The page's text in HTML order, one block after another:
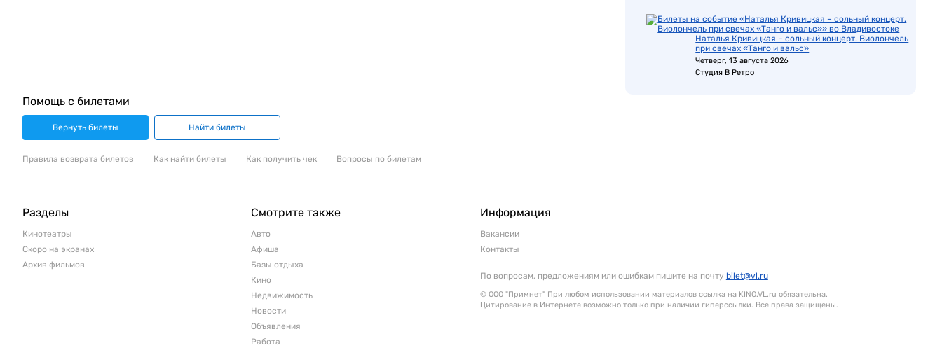
Наталья Кривицкая – сольный концерт. Виолончель
при свечах «Танго и вальс»
Четверг, 13 августа 2026
Студия В Ретро
Помощь с билетами
Вернуть билеты Найти билеты
Правила возврата билетов Как найти билеты Как получить чек Вопросы по билетам
Разделы
Кинотеатры
Скоро на экранах
Архив фильмов
Смотрите также
Авто
Афиша
Базы отдыха
Кино
Недвижимость
Новости
Объявления
Работа
Информация
Вакансии
Контакты
По вопросам, предложениям или ошибкам пишите на почту bilet@vl.ru
© ООО "Примнет" При любом использовании материалов ссылка на KINO.VL.ru обязательна.
Цитирование в Интернете возможно только при наличии гиперссылки. Все права защищены.